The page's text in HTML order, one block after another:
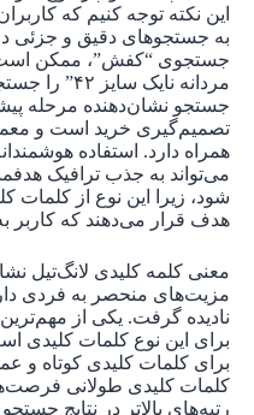
این نکته توجه کنیم که
به جستجوهای دقیق و جزئی
جستجوی “کفش”، ممکن
مردانه نایک
جستجو نشان‌دهنده مرحله
تصمیم‌گیری خرید است و
همراه دارد. استفاده
می‌تواند به جذب ترافیک
شود، زیرا این نوع از کلمات
هدف قرار می‌دهند که کاربر
معنی کلمه کلیدی لانگ‌تیل
مزیت‌های منحصر به فردی
نادیده گرفت. یکی از مهم‌ترین
برای این نوع کلمات کلیدی
برای کلمات کلیدی کوتاه و
کلمات کلیدی طولانی
رتبه‌های بالاتر در نتایج